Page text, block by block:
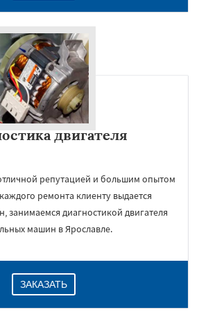
двигателя
репутацией и большим опытом
ремонта клиенту выдается
занимаемся диагностикой двигателя
машин в Ярославле.
ЗАКАЗАТЬ